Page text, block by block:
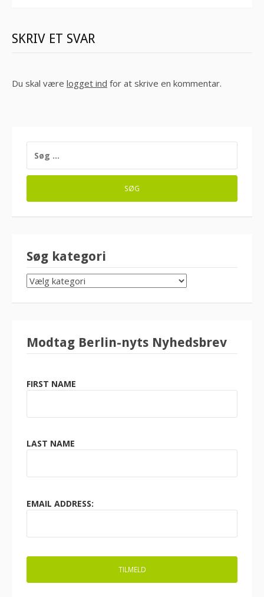
SKRIV ET SVAR
Du skal være logget ind for at skrive en kommentar.
EFTER:
Søg kategori
SØG
KATEGORI
Modtag Berlin-nyts Nyhedsbrev
FIRST NAME
LAST NAME
EMAIL ADDRESS: